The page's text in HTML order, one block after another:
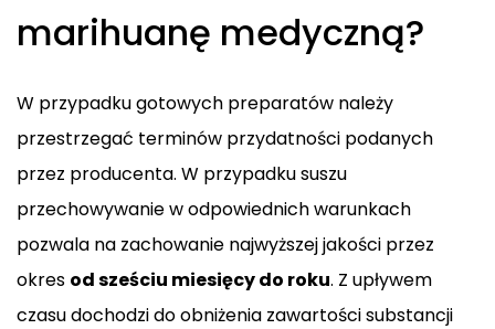
marihuanę medyczną?
W przypadku gotowych preparatów należy
przestrzegać terminów przydatności podanych
przez producenta. W przypadku suszu
przechowywanie w odpowiednich warunkach
pozwala na zachowanie najwyższej jakości przez
okres od sześciu miesięcy do roku. Z upływem
czasu dochodzi do obniżenia zawartości substancji